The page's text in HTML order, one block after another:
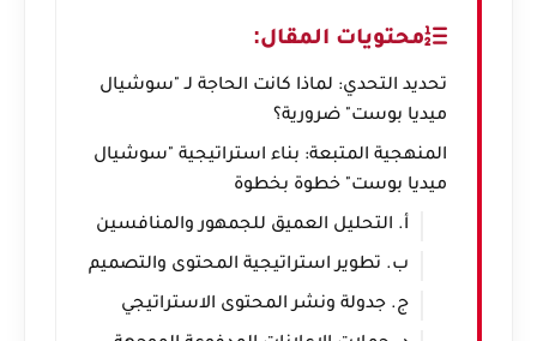
محتويات المقال:
تحديد التحدي: لماذا كانت الحاجة لـ "سوشيال
ميديا بوست" ضرورية؟
المنهجية المتبعة: بناء استراتيجية "سوشيال
ميديا بوست" خطوة بخطوة
أ. التحليل العميق للجمهور والمنافسين
ب. تطوير استراتيجية المحتوى والتصميم
ج. جدولة ونشر المحتوى الاستراتيجي